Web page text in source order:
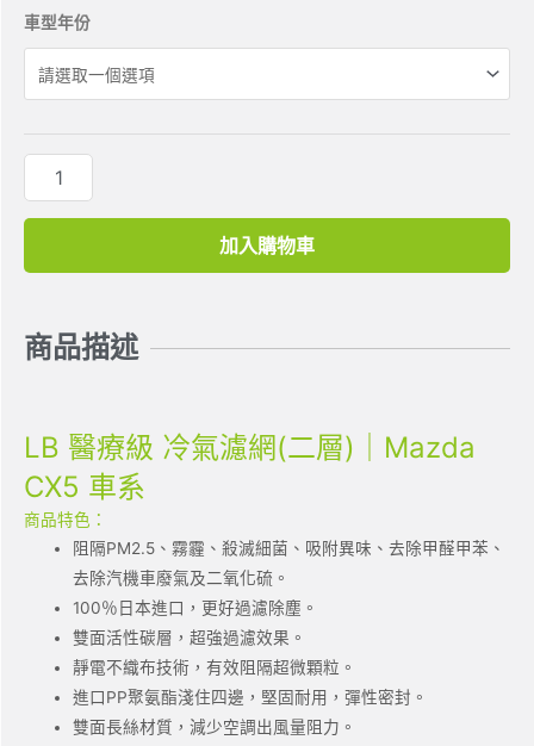
車型年份
加入購物車
商品描述
LB 醫療級 冷氣濾網(二層)｜Mazda
CX5 車系
商品特色：
阻隔PM2.5、霧霾、殺滅細菌、吸附異味、去除甲醛甲苯、
去除汽機車廢氣及二氧化硫。
100％日本進口，更好過濾除塵。
雙面活性碳層，超強過濾效果。
靜電不織布技術，有效阻隔超微顆粒。
進口PP聚氨酯淺住四邊，堅固耐用，彈性密封。
雙面長絲材質，減少空調出風量阻力。